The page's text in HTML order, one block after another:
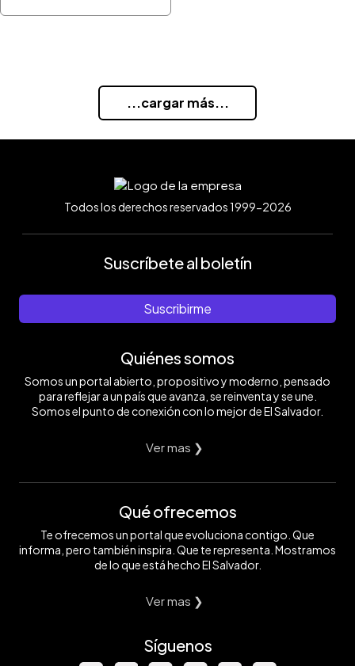
...cargar más...
Todos los derechos reservados 1999-2026
Suscríbete al boletín
Suscribirme
Quiénes somos
Somos un portal abierto, propositivo y moderno, pensado
para reflejar a un país que avanza, se reinventa y se une.
Somos el punto de conexión con lo mejor de El Salvador.
Ver mas ❯
Qué ofrecemos
Te ofrecemos un portal que evoluciona contigo. Que
informa, pero también inspira. Que te representa. Mostramos
de lo que está hecho El Salvador.
Ver mas ❯
Síguenos